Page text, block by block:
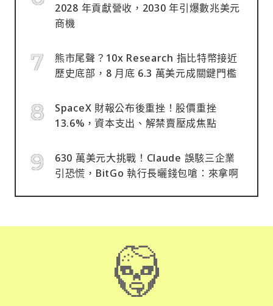
2028 年貢獻營收，2030 年引爆數兆美元
商機
熊市尾聲？10x Research 指比特幣接近
歷史底部，8 月底 6.3 萬美元成關鍵門檻
SpaceX 財報公布後重挫！股價重挫
13.6%，資本支出、解禁賣壓成焦點
630 萬美元大挑戰！Claude 誤駭三企業
引恐慌，BitGo 執行長曬錢包嗆：來拿啊